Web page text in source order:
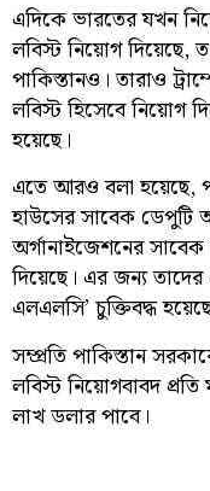
এদিকে ভারতের যখন
লবিস্ট নিয়োগ দিয়েছে,
পাকিস্তানও। তারাও
লবিস্ট হিসেবে নিয়োগ
হয়েছে।
এতে আরও বলা হয়েছে,
হাউসের সাবেক ডেপুটি
অর্গানাইজেশনের
দিয়েছে। এর জন্য তাদের
এলএলসি’ চুক্তিবদ্ধ
সম্প্রতি পাকিস্তান
লবিস্ট নিয়োগবাবদ
লাখ ডলার পাবে।